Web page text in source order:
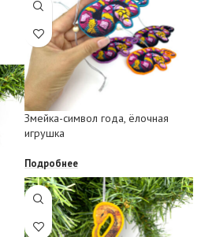
Змейка-символ года, ёлочная
игрушка
Подробнее